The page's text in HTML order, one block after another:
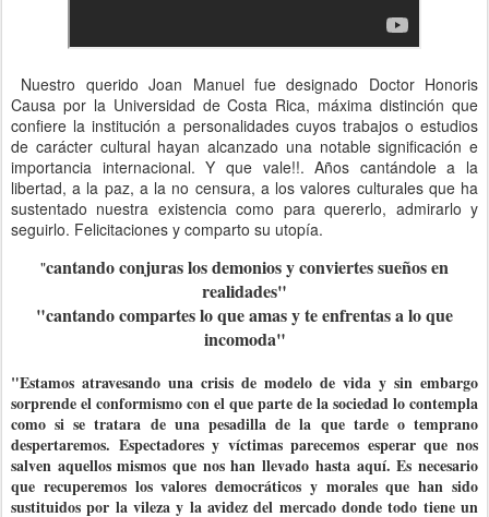
Nuestro querido Joan Manuel fue designado Doctor Honoris
Causa por la Universidad de Costa Rica, máxima distinción que
confiere la institución a personalidades cuyos trabajos o estudios
de carácter cultural hayan alcanzado una notable significación e
importancia internacional. Y que vale!!. Años cantándole a la
libertad, a la paz, a la no censura, a los valores culturales que ha
sustentado nuestra existencia como para quererlo, admirarlo y
seguirlo. Felicitaciones y comparto su utopía.
"cantando conjuras los demonios y conviertes sueños en
realidades"
"cantando compartes lo que amas y te enfrentas a lo que
incomoda"
"Estamos atravesando una crisis de modelo de vida y sin embargo
sorprende el conformismo con el que parte de la sociedad lo contempla
como si se tratara de una pesadilla de la que tarde o temprano
despertaremos. Espectadores y víctimas parecemos esperar que nos
salven aquellos mismos que nos han llevado hasta aquí. Es necesario
que recuperemos los valores democráticos y morales que han sido
sustituidos por la vileza y la avidez del mercado donde todo tiene un